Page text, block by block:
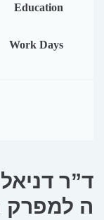
Education
Work Days
ד”ר
ה למפרק